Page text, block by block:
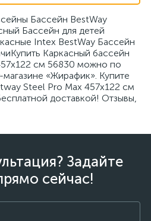
Бассейн BestWay
Бассейн для детей
Intex BestWay Бассейн
Каркасный бассейн
см 56830 можно по
«Жирафик». Купите
Steel Pro Max 457x122 см
доставкой! Отзывы,
Задайте
сейчас!